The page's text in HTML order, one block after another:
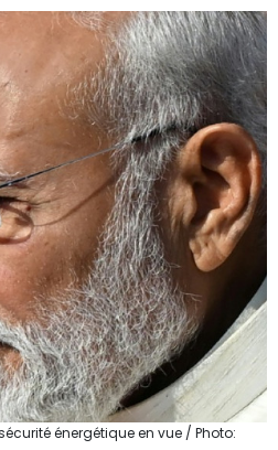
énergétique en vue / Photo: